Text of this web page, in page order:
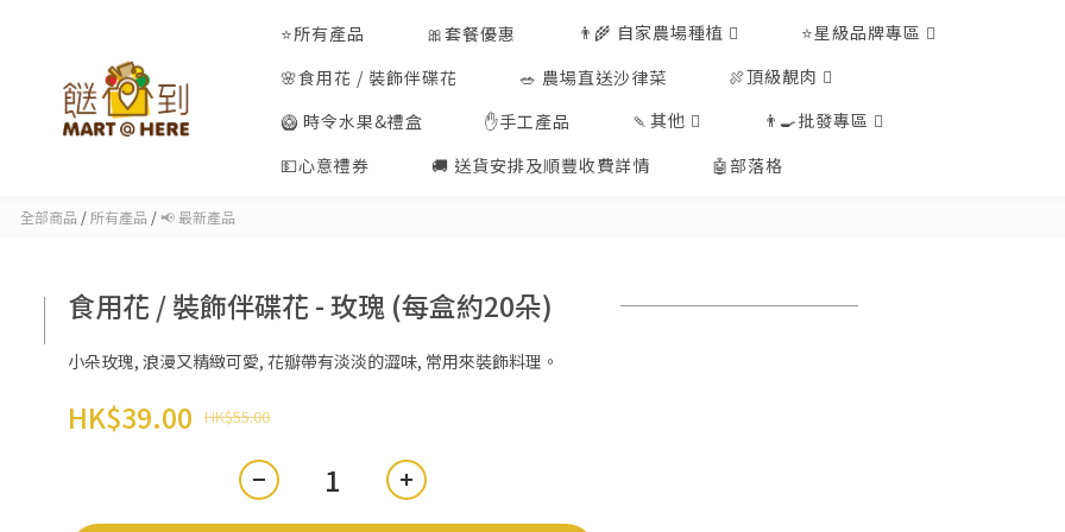
⭐所有產品 🎀套餐優惠 👨‍🌾 自家農場種植
⭐星級品牌專區
🌸食用花 / 裝飾伴碟花
🥗 農場直送沙律菜
🍖頂級靚肉
🥝 時令水果&禮盒
✋手工產品 🍡其他
👨‍🍳批發專區
💵心意禮券
🚚 送貨安排及順豐收費詳情 🤖部落格
全部商品 /所有產品 / 📢 最新產品
食用花 / 裝飾伴碟花 - 玫瑰 (每盒約20朵)
小朵玫瑰, 浪漫又精緻可愛, 花瓣帶有淡淡的澀味, 常用來裝飾料理。
HK$55.00
HK$39.00